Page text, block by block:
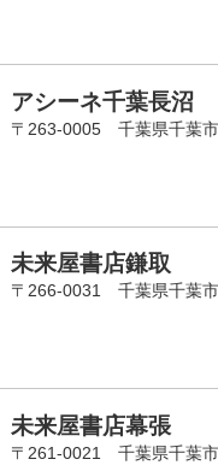
アシーネ千葉長沼
〒263-0005 千葉県千葉
未来屋書店鎌取
〒266-0031 千葉県千葉
未来屋書店幕張
〒261-0021 千葉県千葉